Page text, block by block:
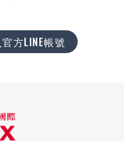
方LINE帳號